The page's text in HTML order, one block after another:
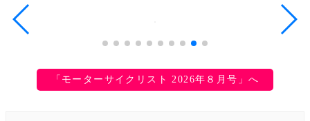
「モーターサイクリスト 2026年８月号」へ